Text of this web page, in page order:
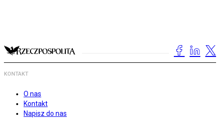
KONTAKT
O nas
Kontakt
Napisz do nas